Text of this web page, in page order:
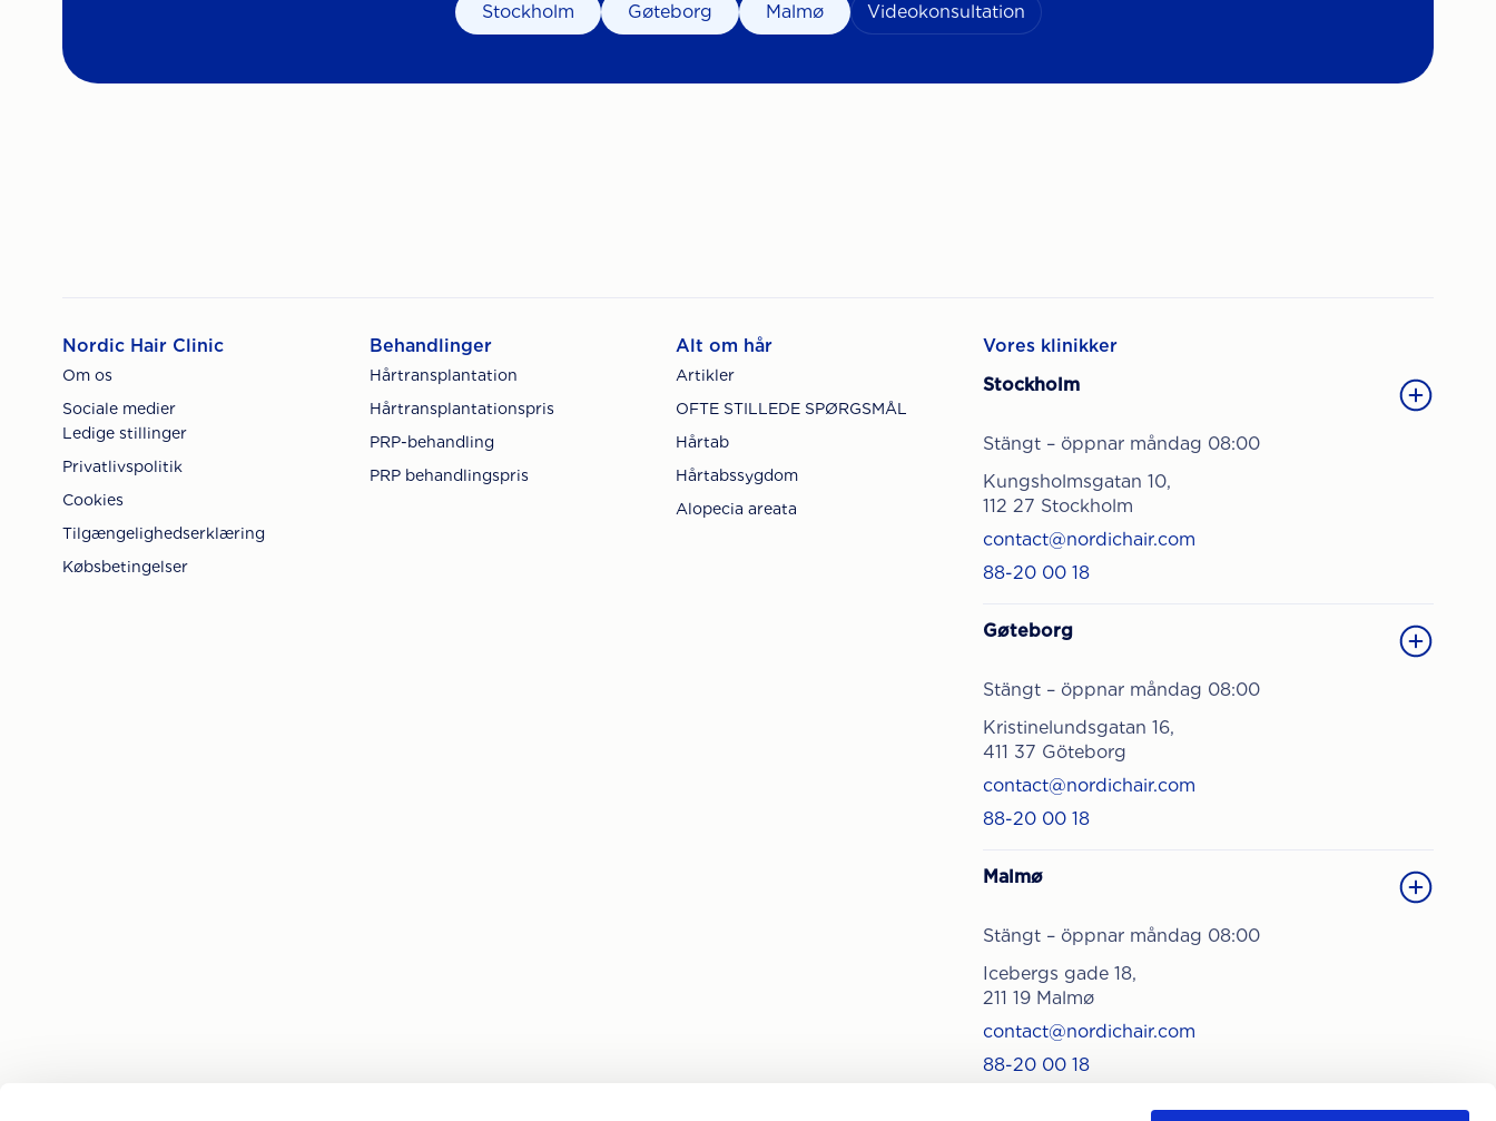
Stockholm Gøteborg Malmø Videokonsultation
Nordic Hair Clinic
Om os
Sociale medier
Ledige stillinger
Privatlivspolitik
Cookies
Tilgængelighedserklæring
Købsbetingelser
Behandlinger
Hårtransplantation
Hårtransplantationspris
PRP-behandling
PRP behandlingspris
Alt om hår
Artikler
OFTE STILLEDE SPØRGSMÅL
Hårtab
Hårtabssygdom
Alopecia areata
Vores klinikker
Stockholm
Stängt – öppnar måndag 08:00
Kungsholmsgatan 10,
112 27 Stockholm
contact@nordichair.com
88-20 00 18
Gøteborg
Stängt – öppnar måndag 08:00
Kristinelundsgatan 16,
411 37 Göteborg
contact@nordichair.com
88-20 00 18
Malmø
Stängt – öppnar måndag 08:00
Icebergs gade 18,
211 19 Malmø
contact@nordichair.com
88-20 00 18